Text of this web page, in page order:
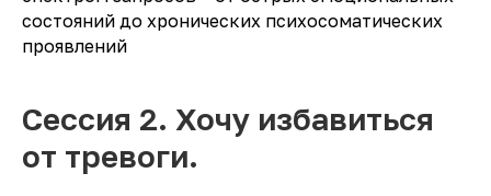
состояний до хронических психосоматических
проявлений
Сессия 2. Хочу избавиться
от тревоги.